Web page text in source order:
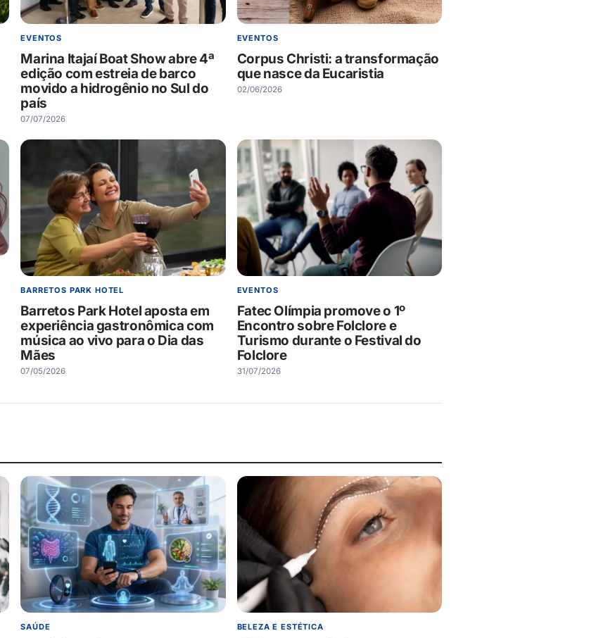
EVENTOS
Marina Itajaí Boat Show abre 4ª
edição com estreia de barco
movido a hidrogênio no Sul do
país
07/07/2026
EVENTOS
Corpus Christi: a transformação
que nasce da Eucaristia
02/06/2026
BARRETOS PARK HOTEL
Barretos Park Hotel aposta em
experiência gastronômica com
música ao vivo para o Dia das
Mães
07/05/2026
EVENTOS
Fatec Olímpia promove o 1º
Encontro sobre Folclore e
Turismo durante o Festival do
Folclore
31/07/2026
SAÚDE BELEZA E ESTÉTICA